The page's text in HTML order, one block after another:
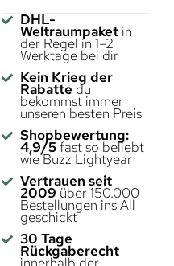
DHL-
Weltraumpaketin
der Regel in 1–2
Werktage bei dir
Kein Krieg der
Rabatte du
bekommst immer
unseren besten Preis
Shopbewertung:
4,9/5fast so beliebt
wie Buzz Lightyear
Vertrauen seit
2009 über 150.000
Bestellungen ins All
geschickt
30 Tage
Rückgaberecht